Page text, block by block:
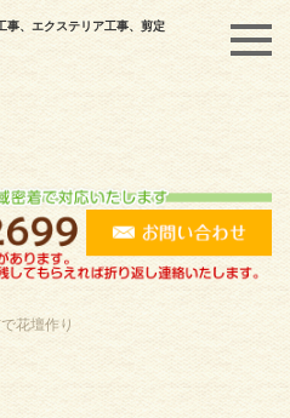
事、エクステリア工事、剪定
花壇作り